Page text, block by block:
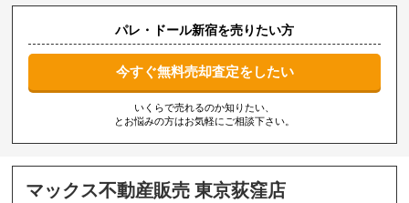
パレ・ドール新宿を売りたい方
今すぐ無料売却査定をしたい
いくらで売れるのか知りたい、
とお悩みの方はお気軽にご相談下さい。
マックス不動産販売 東京荻窪店